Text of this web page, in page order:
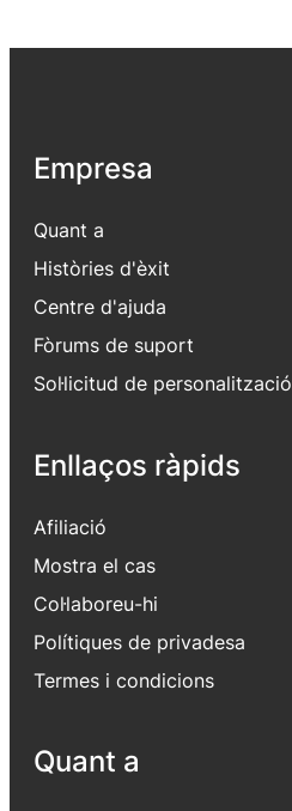
Empresa
Quant a
Històries d'èxit
Centre d'ajuda
Fòrums de suport
Sol·licitud de personalització
Enllaços ràpids
Afiliació
Mostra el cas
Col·laboreu-hi
Polítiques de privadesa
Termes i condicions
Quant a